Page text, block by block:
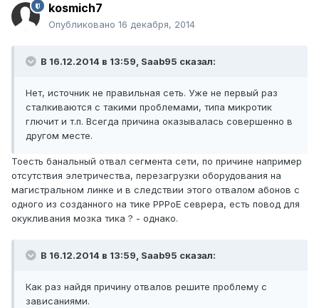
kosmich7
Опубликовано 16 декабря, 2014
В 16.12.2014 в 13:59, Saab95 сказал:
Нет, источник не правильная сеть. Уже не первый раз
сталкиваются с такими проблемами, типа микротик
глючит и т.п. Всегда причина оказывалась совершенно в
другом месте.
Тоесть банальный отвал сегмента сети, по причине например
отсутствия элетричества, перезагрузки оборудования на
магистральном линке и в следствии этого отвалом абонов с
одного из созданного на тике PPPoE севрера, есть повод для
окукливания мозка тика ? - однако.
В 16.12.2014 в 13:59, Saab95 сказал:
Как раз найдя причину отвалов решите проблему с
зависаниями.